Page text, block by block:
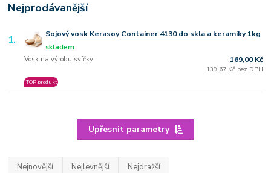
Nejprodávanější
1. Sojový vosk Kerasoy Container 4130 do skla a keramiky 1kg
Vosk na výrobu svíčky
skladem
TOP produkt
169,00 Kč
139,67 Kč bez DPH
Upřesnit parametry
Nejnovější Nejlevnější Nejdražší